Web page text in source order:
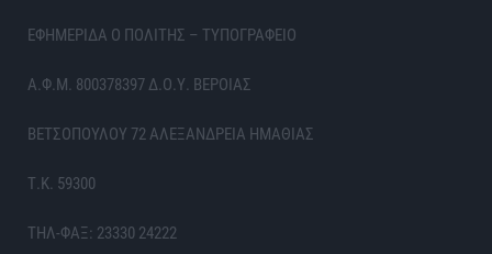
ΕΦΗΜΕΡΙΔΑ Ο ΠΟΛΙΤΗΣ – ΤΥΠΟΓΡΑΦΕΙΟ
Α.Φ.Μ. 800378397 Δ.Ο.Υ. ΒΕΡΟΙΑΣ
ΒΕΤΣΟΠΟΥΛΟΥ 72 ΑΛΕΞΑΝΔΡΕΙΑ ΗΜΑΘΙΑΣ
Τ.Κ. 59300
ΤΗΛ-ΦΑΞ: 23330 24222